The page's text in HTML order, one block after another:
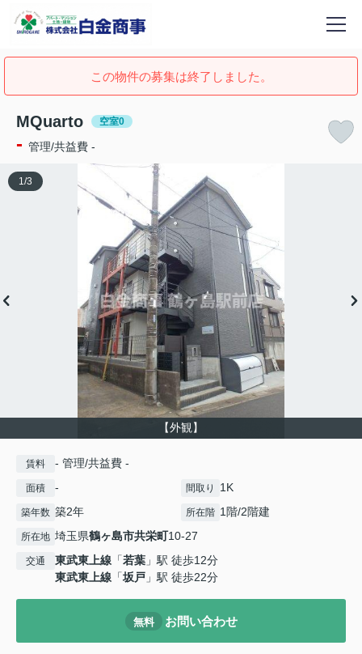
この物件の募集は終了しました。
MQuarto 空室0
- 管理/共益費 -
【外観】
1 /3
賃料 - 管理/共益費 -
面積 - 間取り 1K
築年数 築2年 所在階 1階/2階建
所在地 埼玉県鶴ヶ島市共栄町10-27
交通 東武東上線 「若葉 」駅 徒歩12分
東武東上線 「坂戸 」駅 徒歩22分
無料 お問い合わせ